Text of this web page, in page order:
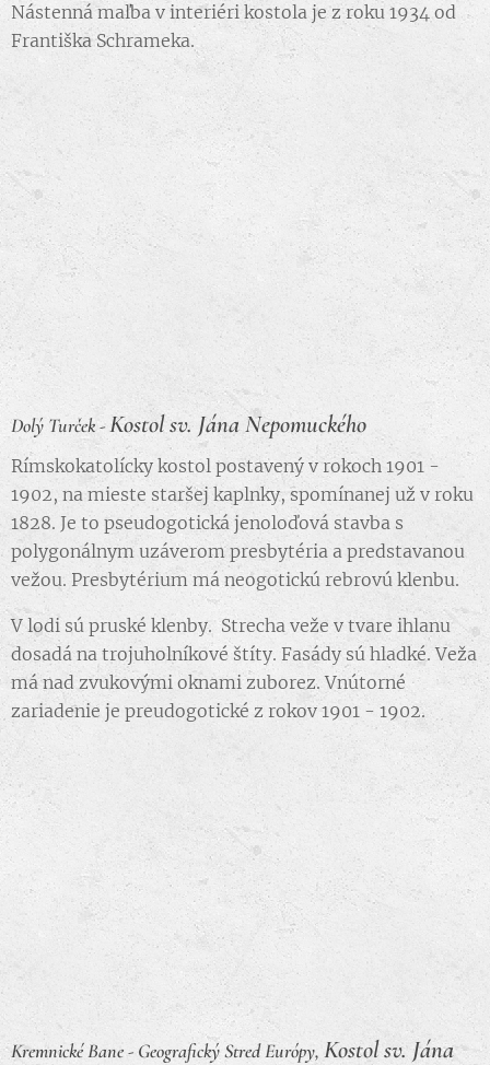
Nástenná maľba v interiéri kostola je z roku 1934 od
Františka Schrameka.
Dolý Turček -Kostol sv. Jána Nepomuckého
Rímskokatolícky kostol postavený v rokoch 1901 -
1902, na mieste staršej kaplnky, spomínanej už v roku
1828. Je to pseudogotická jenoloďová stavba s
polygonálnym uzáverom presbytéria a predstavanou
vežou. Presbytérium má neogotickú rebrovú klenbu.
V lodi sú pruské klenby. Strecha veže v tvare ihlanu
dosadá na trojuholníkové štíty. Fasády sú hladké. Veža
má nad zvukovými oknami zuborez. Vnútorné
zariadenie je preudogotické z rokov 1901 - 1902.
Kremnické Bane - Geografický Stred Európy, Kostol sv. Jána